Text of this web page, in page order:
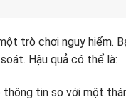
trò chơi nguy hiểm.
Hậu quả có thể là:
tin so với một